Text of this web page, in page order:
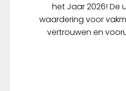
het Jaar 2026! De
waardering voor
vertrouwen en